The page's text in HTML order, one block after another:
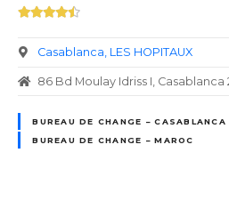
Casablanca LES HOPITAUX
86 Bd Moulay Idriss I, Casablanca
BUREAU DE CHANGE – CASABLANCA
BUREAU DE CHANGE – MAROC